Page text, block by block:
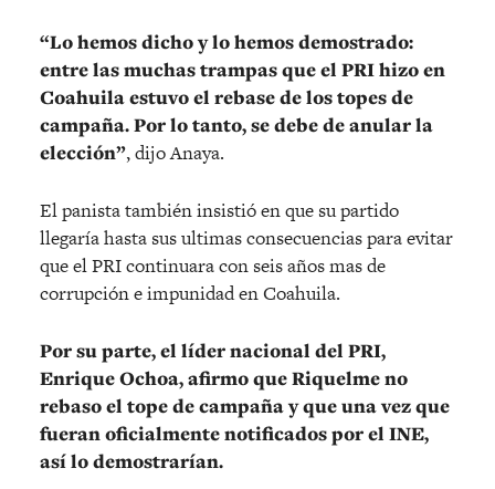
“Lo hemos dicho y lo hemos demostrado:
entre las muchas trampas que el PRI hizo en
Coahuila estuvo el rebase de los topes de
campaña. Por lo tanto, se debe de anular la
elección”, dijo Anaya.
El panista también insistió en que su partido
llegaría hasta sus ultimas consecuencias para evitar
que el PRI continuara con seis años mas de
corrupción e impunidad en Coahuila.
Por su parte, el líder nacional del PRI,
Enrique Ochoa, afirmo que Riquelme no
rebaso el tope de campaña y que una vez que
fueran oficialmente notificados por el INE,
así lo demostrarían.